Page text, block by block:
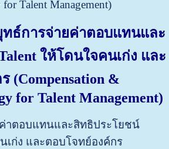
Talent Management)
ธ์การจ่ายค่าตอบแทนและ
ให้โดนใจคนเก่ง และ
(Compensation &
for Talent Management)
าตอบแทนและสิทธิประโยชน์
เก่ง และตอบโจทย์องค์กร